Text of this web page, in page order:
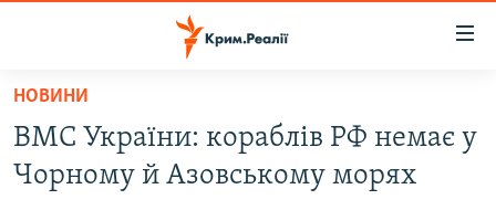
Перейти
основного
матеріалу
Перейти
ВОДА.КРИМ
ВІДЕО ТА ФОТО
НОВИНИ
ВМС України: кораблів РФ немає у
Чорному й Азовському морях